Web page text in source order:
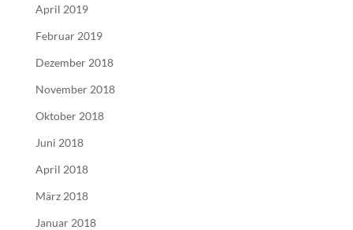
April 2019
Februar 2019
Dezember 2018
November 2018
Oktober 2018
Juni 2018
April 2018
März 2018
Januar 2018